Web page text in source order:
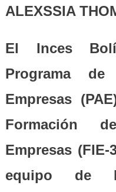
ALEXSSIA
El Inces
Programa de
Empresas
Formación
Empresas (FIE-
equipo de